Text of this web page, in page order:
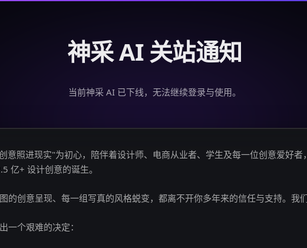
神采 AI 关站通知
当前神采 AI 已下线，无法继续登录与使用。
意照进现实"为初心，陪伴着设计师、电商从业者、学生及每一位创意爱好
亿+ 设计创意的诞生。
的创意呈现、每一组写真的风格蜕变，都离不开你多年来的信任与支持。我
一个艰难的决定：